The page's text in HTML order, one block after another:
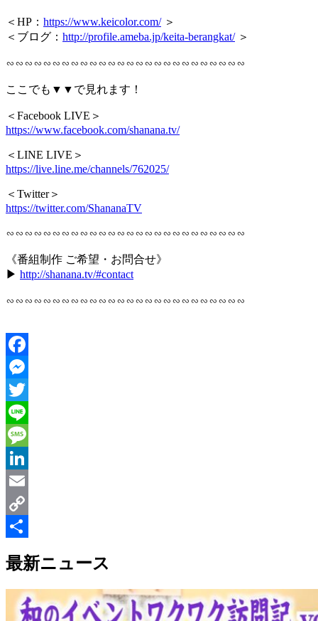
＜HP： https://www.keicolor.com/＞
＜ブログ： http://profile.ameba.jp/keita-berangkat/＞
∽∽∽∽∽∽∽∽∽∽∽∽∽∽∽∽∽∽∽∽∽∽∽∽∽∽
ここでも▼▼で見れます！
＜Facebook LIVE＞
https://www.facebook.com/shanana.tv/
＜LINE LIVE＞
https://live.line.me/channels/762025/
＜Twitter＞
https://twitter.com/ShananaTV
∽∽∽∽∽∽∽∽∽∽∽∽∽∽∽∽∽∽∽∽∽∽∽∽∽∽
《番組制作 ご希望・お問合せ》
▶︎ http://shanana.tv/#contact
∽∽∽∽∽∽∽∽∽∽∽∽∽∽∽∽∽∽∽∽∽∽∽∽∽∽
最新ニュース